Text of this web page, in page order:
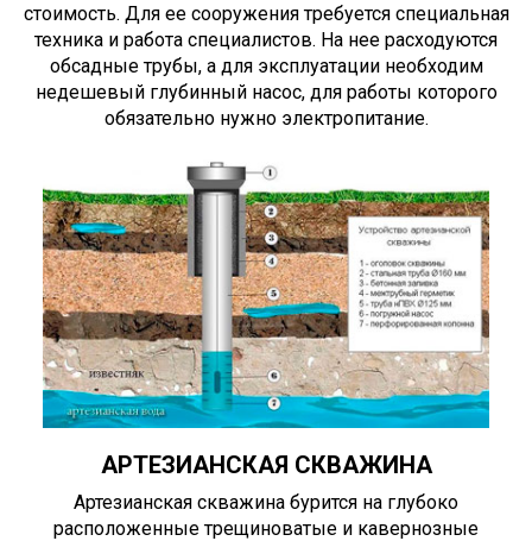
стоимость. Для ее сооружения требуется специальная
техника и работа специалистов. На нее расходуются
обсадные трубы, а для эксплуатации необходим
недешевый глубинный насос, для работы которого
обязательно нужно электропитание.
АРТЕЗИАНСКАЯ СКВАЖИНА
Артезианская скважина бурится на глубоко
расположенные трещиноватые и кавернозные